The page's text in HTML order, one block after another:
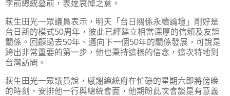
李前總統墓前，表達哀悼之意。
萩生田光一眾議員表示，明天「台日關係永續論壇」剛好是
台日新的模式50周年，彼此已經建立相當深厚的信賴及友誼
關係。回顧過去50年、邁向下一個50年的關係發展，可說是
跨出非常重要的第一步，他也秉持這樣的信念，這次特地到
台灣訪問。
萩生田光一眾議員說，感謝總統府在忙碌的星期六即將傍晚
的時刻，安排他一行與總統會面，他期盼此次會談是有意義